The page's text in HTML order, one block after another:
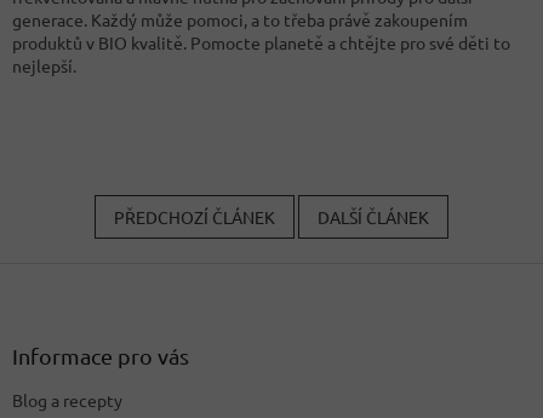
generace. Každý může pomoci, a to třeba právě zakoupením
produktů v BIO kvalitě. Pomocte planetě a chtějte pro své děti to
nejlepší.
PŘEDCHOZÍ ČLÁNEK DALŠÍ ČLÁNEK
Informace pro vás
Blog a recepty